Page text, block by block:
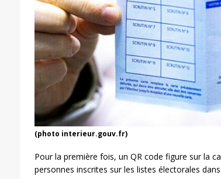
(photo interieur.gouv.fr)
Pour la première fois, un QR code figure sur la
personnes inscrites sur les listes électorales